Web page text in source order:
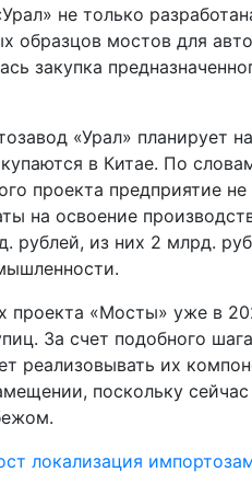
не только
образцов мостов для
закупка
«Урал» планирует
в Китае. По
проекта предприятие
на освоение
рублей, из них 2 млрд.
«Мосты» уже в
За счет подобного
реализовывать их
поскольку
локализация